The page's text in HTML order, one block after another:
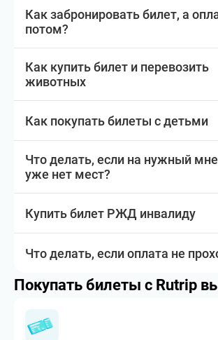
Как забронировать билет, а
потом?
Как купить билет и перевозить
животных
Как покупать билеты с детьми
Что делать, если на нужный
уже нет мест?
Купить билет РЖД инвалиду
Что делать, если оплата не
Покупать билеты с Rutrip